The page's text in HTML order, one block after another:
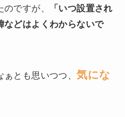
ですが、
「いつ設置され
などはよくわからないで
ぁとも思いつつ、気にな